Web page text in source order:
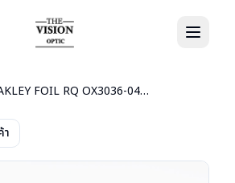
OAKLEY FOIL RQ OX3036-0457